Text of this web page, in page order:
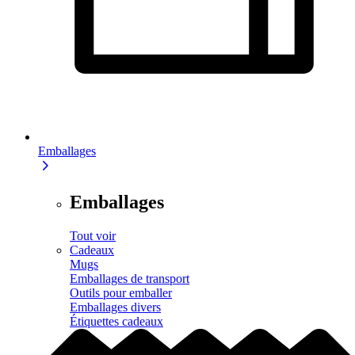
Emballages
Emballages
Tout voir
Cadeaux
Mugs
Emballages de transport
Outils pour emballer
Emballages divers
Étiquettes cadeaux